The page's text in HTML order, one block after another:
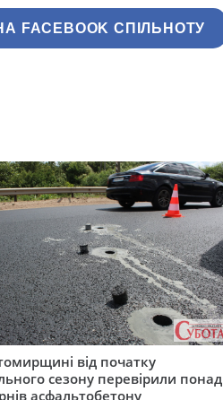
FACEBOOK СПІЛЬНОТУ
від початку
сезону перевірили понад
асфальтобетону